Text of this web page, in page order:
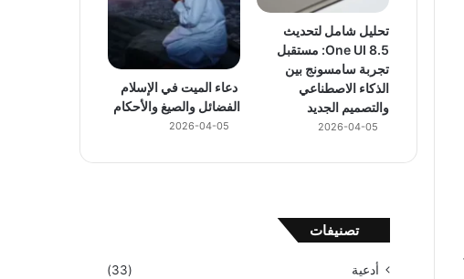
تحليل شامل لتحديث
One UI 8.5: مستقبل
تجربة سامسونج بين
الذكاء الاصطناعي
والتصميم الجديد
2026-04-05
دعاء الميت في الإسلام
الفضائل والصيغ والأحكام
2026-04-05
تصنيفات
أدعية
(33)